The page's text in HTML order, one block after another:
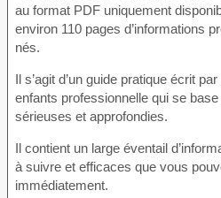
au format PDF uniquement
environ 110 pages d’informations
nés.
Il s’agit d’un guide pratique écrit
enfants professionnelle qui se
sérieuses et approfondies.
Il contient un large éventail
à suivre et efficaces que vous
immédiatement.